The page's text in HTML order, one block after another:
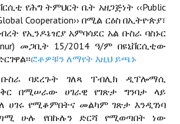
የሕግ ትምህርት ቤት አዘጋጅነት ‹‹Public
Cooperation›› በሚል ርዕስ በኢትዮጵያ፣
የኢንዶኔዢያ አምባሳደር አል ቡስራ ባስኑር
መጋቢት 15/2014 ዓ/ም በዩኒቨርሲቲው
ፎቶዎቹን ለማየት እዚህ ይጫኑ
ቡስራ ባደረጉት ገለጻ ፐብሊክ ዲፕሎማሲ
በሚሠራው ሀገራዊ የገጽታ ግንባታ ላይ
ሀገሩ የሚቆምበትና መልካም ገጽታ እንዲገነባ
ሁሉ የበኩሉን ድርሻ የሚወጣበት ነው